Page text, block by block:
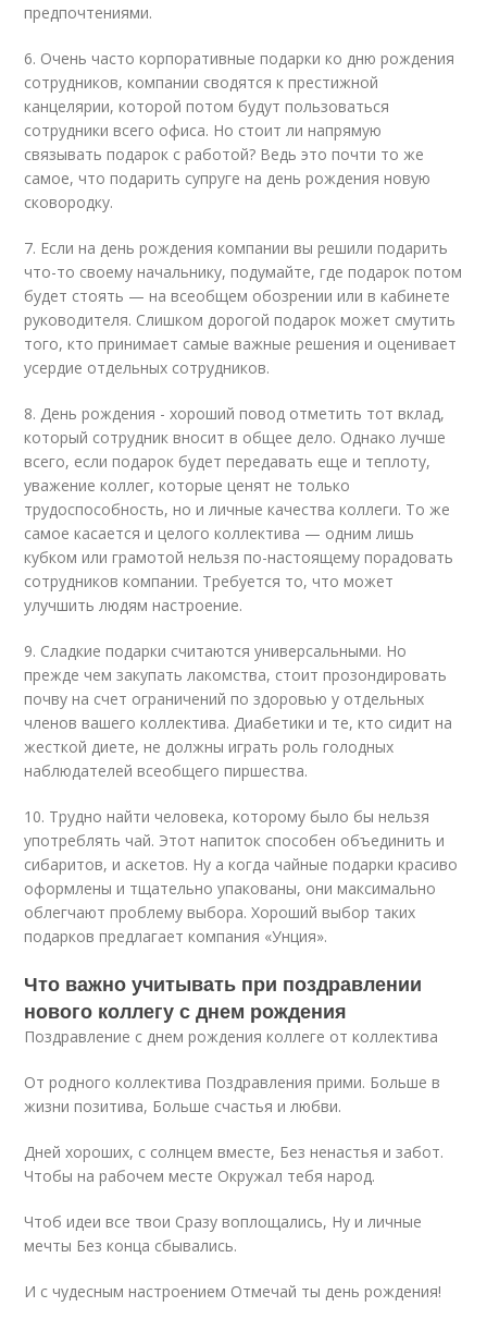
предпочтениями.
6. Очень часто корпоративные подарки ко дню рождения
сотрудников, компании сводятся к престижной
канцелярии, которой потом будут пользоваться
сотрудники всего офиса. Но стоит ли напрямую
связывать подарок с работой? Ведь это почти то же
самое, что подарить супруге на день рождения новую
сковородку.
7. Если на день рождения компании вы решили подарить
что-то своему начальнику, подумайте, где подарок потом
будет стоять — на всеобщем обозрении или в кабинете
руководителя. Слишком дорогой подарок может смутить
того, кто принимает самые важные решения и оценивает
усердие отдельных сотрудников.
8. День рождения - хороший повод отметить тот вклад,
который сотрудник вносит в общее дело. Однако лучше
всего, если подарок будет передавать еще и теплоту,
уважение коллег, которые ценят не только
трудоспособность, но и личные качества коллеги. То же
самое касается и целого коллектива — одним лишь
кубком или грамотой нельзя по-настоящему порадовать
сотрудников компании. Требуется то, что может
улучшить людям настроение.
9. Сладкие подарки считаются универсальными. Но
прежде чем закупать лакомства, стоит прозондировать
почву на счет ограничений по здоровью у отдельных
членов вашего коллектива. Диабетики и те, кто сидит на
жесткой диете, не должны играть роль голодных
наблюдателей всеобщего пиршества.
10. Трудно найти человека, которому было бы нельзя
употреблять чай. Этот напиток способен объединить и
сибаритов, и аскетов. Ну а когда чайные подарки красиво
оформлены и тщательно упакованы, они максимально
облегчают проблему выбора. Хороший выбор таких
подарков предлагает компания «Унция».
Что важно учитывать при поздравлении
нового коллегу с днем рождения
Поздравление с днем рождения коллеге от коллектива
От родного коллектива Поздравления прими. Больше в
жизни позитива, Больше счастья и любви.
Дней хороших, с солнцем вместе, Без ненастья и забот.
Чтобы на рабочем месте Окружал тебя народ.
Чтоб идеи все твои Сразу воплощались, Ну и личные
мечты Без конца сбывались.
И с чудесным настроением Отмечай ты день рождения!